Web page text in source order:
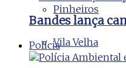
Pinheiros
Vila Velha
Bandes lança
Polícia